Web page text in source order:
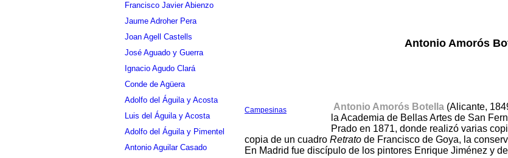
Francisco Javier Abienzo
Jaume Adroher Pera
Joan Agell Castells
José Aguado y Guerra
Ignacio Agudo Clará
Conde de Agüera
Adolfo del Águila y Acosta
Luis del Águila y Acosta
Adolfo del Águila y Pimentel
Antonio Aguilar Casado
Antonio Amorós
Campesinas Antonio Amorós Botella(Alicante,
la Academia de Bellas Artes de San
Prado en 1871, donde realizó varias
copia de un cuadro Retrato de Francisco de Goya, la
En Madrid fue discípulo de los pintores Enrique Jiménez y